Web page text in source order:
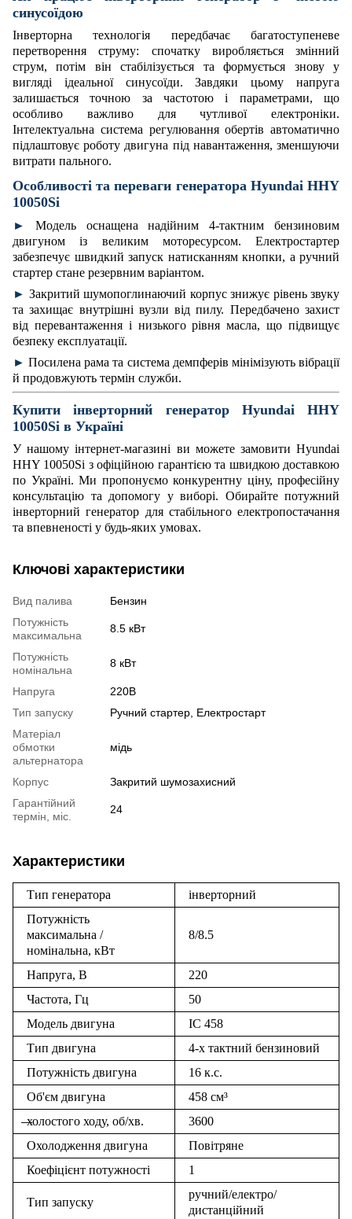
синусоїдою
Інверторна технологія передбачає багатоступеневе
перетворення струму: спочатку виробляється змінний
струм, потім він стабілізується та формується знову у
вигляді ідеальної синусоїди. Завдяки цьому напруга
залишається точною за частотою і параметрами, що
особливо важливо для чутливої електроніки.
Інтелектуальна система регулювання обертів автоматично
підлаштовує роботу двигуна під навантаження, зменшуючи
витрати пального.
Особливості та переваги генератора Hyundai HHY
10050Si
► Модель оснащена надійним 4-тактним бензиновим
двигуном із великим моторесурсом. Електростартер
забезпечує швидкий запуск натисканням кнопки, а ручний
стартер стане резервним варіантом.
► Закритий шумопоглинаючий корпус знижує рівень звуку
та захищає внутрішні вузли від пилу. Передбачено захист
від перевантаження і низького рівня масла, що підвищує
безпеку експлуатації.
►Посилена рама та система демпферів мінімізують вібрації
й продовжують термін служби.
Купити інверторний генератор Hyundai HHY
10050Si в Україні
У нашому інтернет-магазині ви можете замовити Hyundai
HHY 10050Si з офіційною гарантією та швидкою доставкою
по Україні. Ми пропонуємо конкурентну ціну, професійну
консультацію та допомогу у виборі. Обирайте потужний
інверторний генератор для стабільного електропостачання
та впевненості у будь-яких умовах.
Ключові характеристики
Вид палива
Бензин
Потужність
максимальна
8.5 кВт
Потужність
номінальна
8 кВт
Напруга
220В
Тип запуску
Ручний стартер, Електростарт
Матеріал
обмотки
альтернатора
мідь
Корпус
Закритий шумозахисний
Гарантійний
термін, міс.
24
Характеристики
Тип генератора
інверторний
Потужність
максимальна /
номінальна, кВт
8/8.5
Напруга, В
220
Частота, Гц
50
Модель двигуна
IC 458
Тип двигуна
4-х тактний бензиновий
Потужність двигуна
16 к.с.
Об'єм двигуна
458 см³
холостого ходу, об/хв.
3600
Охолодження двигуна
Повітряне
Коефіцієнт потужності
1
Тип запуску
ручний/електро/
дистанційний